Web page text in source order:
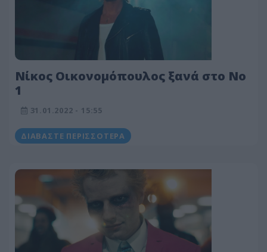
Νίκος Οικονομόπουλος ξανά στο Νο
1
31.01.2022 - 15:55
ΔΙΑΒΆΣΤΕ ΠΕΡΙΣΣΌΤΕΡΑ